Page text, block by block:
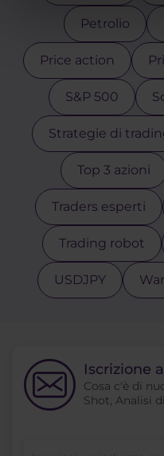
Petrolio
Price action
S&P 500
Strategie di
Top 3 azioni
Traders esperti
Trading robot
USDJPY
Iscrizione
Cosa c'è di
Shot, Analisi